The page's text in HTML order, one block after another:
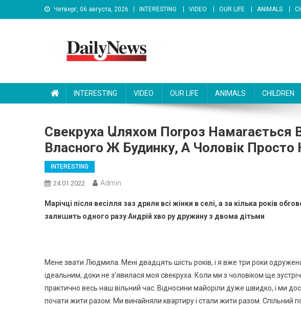
to
Четверг, 06 августа, 2026 INTERESTING VIDEO OUR LIFE ANIMALS
INTERESTING VIDEO OUR LIFE ANIMALS CHILDREN
Свекруха Աляхом Поrроз Намаrається
Власного Ж Будинку, А Чоловік Просто
INTERESTING
24.01.2022 Admin
Марічці після весілля заз дрили всі жінки в селі, а за кілька років
залиաить одного разу Андрій хво ру дружину з двома дітьми
Мене звати Людмила. Мені двадцять шість років, і я вже три роки
ідеальним, доки не з’явилася моя свекруха. Коли ми з чоловіком ще
практично весь наш вільний час. Відносини майоріли дуже швидко, і ми
почати жити разом. Ми винайняли квартиру і стали жити разом. Спільний